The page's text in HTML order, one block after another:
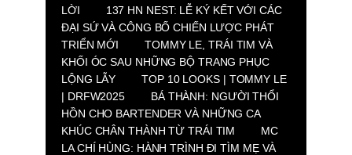
LỜI
137 HN NEST: LỄ KÝ KẾT VỚI CÁC
ĐẠI SỨ VÀ CÔNG BỐ CHIẾN LƯỢC PHÁT
TRIỂN MỚI
TOMMY LE, TRÁI TIM VÀ
KHỐI ÓC SAU NHỮNG BỘ TRANG PHỤC
LỘNG LẪY
TOP 10 LOOKS | TOMMY LE
| DRFW2025
BÁ THÀNH: NGƯỜI THỔI
HỒN CHO BARTENDER VÀ NHỮNG CA
KHÚC CHÂN THÀNH TỪ TRÁI TIM
MC
LA CHÍ HÙNG: HÀNH TRÌNH ĐI TÌM MẸ VÀ